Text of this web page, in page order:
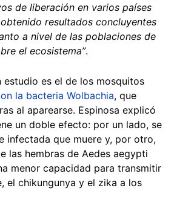
de liberación en varios países
resultados concluyentes
a nivel de las poblaciones de
el ecosistema”.
estudio es el de los mosquitos
la bacteria Wolbachia, que
al aparearse. Espinosa explicó
un doble efecto: por un lado, se
infectada que muere y, por otro,
las hembras de Aedes aegypti
menor capacidad para transmitir
el chikungunya y el zika a los